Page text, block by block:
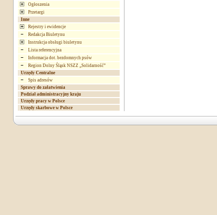
Ogłoszenia
Przetargi
Inne
Rejestry i ewidencje
Redakcja Biuletynu
Instrukcja obsługi biuletynu
Lista referencyjna
Informacja dot. bezdomnych psów
Region Dolny Śląsk NSZZ „Solidarność”
Urzędy Centralne
Spis adresów
Sprawy do załatwienia
Podział administracyjny kraju
Urzędy pracy w Polsce
Urzędy skarbowe w Polsce